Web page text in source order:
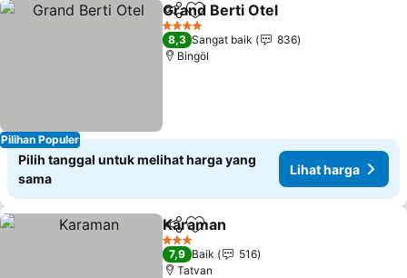
Pilihan Populer
BagikanTambahkan ke favorit
Grand Berti Otel
4 Bintang
8,3 Sangat baik
836
Bingöl
Pilih tanggal untuk melihat harga yang
sama
Lihat harga
BagikanTambahkan ke favorit
Karaman
3 Bintang
7,9 Baik
516
Tatvan